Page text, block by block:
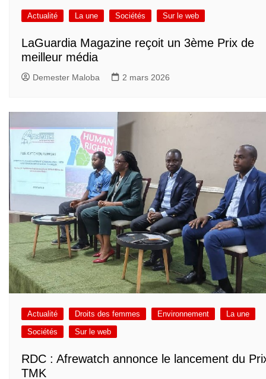
Actualité La une Sociétés Sur le web
LaGuardia Magazine reçoit un 3ème Prix de
meilleur média
Demester Maloba 2 mars 2026
Actualité Droits des femmes Environnement
La une
Sociétés
Sur le web
RDC : Afrewatch annonce le lancement du
TMK